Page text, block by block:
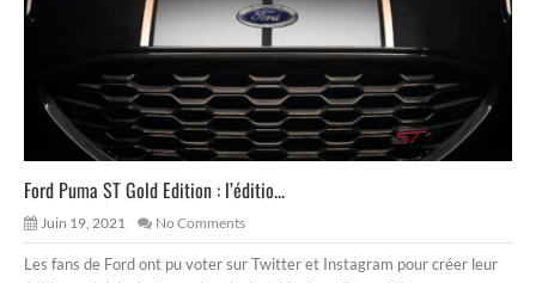
Ford Puma ST Gold Edition : l’éditio...
Juin 19, 2021 No Comments
Les fans de Ford ont pu voter sur Twitter et Instagram pour créer leur